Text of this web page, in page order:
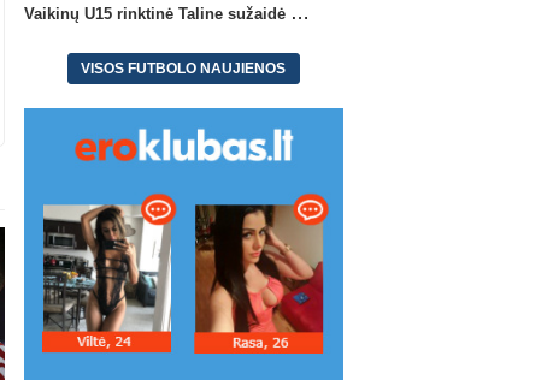
Vaikinų U15 rinktinė Taline sužaidė pirmąsias kontrolines rungtynes
VISOS FUTBOLO NAUJIENOS